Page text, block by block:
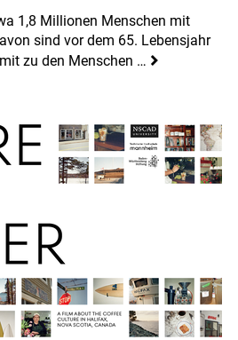
1,8 Millionen Menschen mit
sind vor dem 65. Lebensjahr
zu den Menschen …